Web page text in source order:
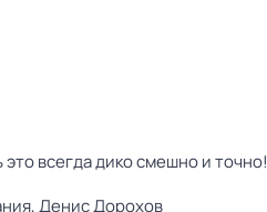
всегда дико смешно и точно!
Денис Дорохов